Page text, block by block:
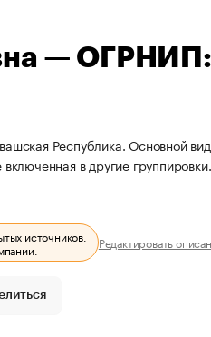
— ОГРНИП:
Республика. Основной
в другие
источников.
Редактировать